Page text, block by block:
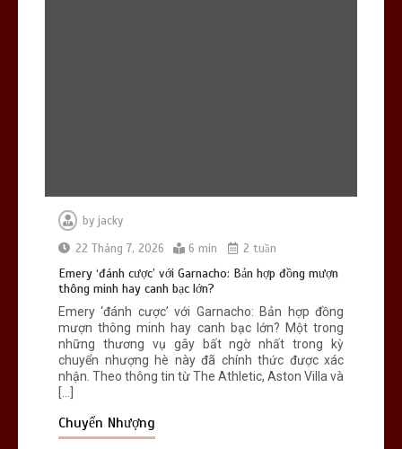
by jacky
22 Tháng 7, 2026
6 min 2 tuần
Emery ‘đánh cược’ với Garnacho: Bản hợp đồng mượn
thông minh hay canh bạc lớn?
Emery ‘đánh cược’ với Garnacho: Bản hợp đồng
mượn thông minh hay canh bạc lớn? Một trong
những thương vụ gây bất ngờ nhất trong kỳ
chuyển nhượng hè này đã chính thức được xác
nhận. Theo thông tin từ The Athletic, Aston Villa và
[…]
Chuyển Nhượng